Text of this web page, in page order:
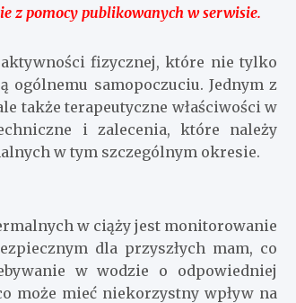
z pomocy publikowanych w serwisie.
fizycznej, które nie tylko
ogólnemu samopoczuciu. Jednym z
także terapeutyczne właściwości w
i zalecenia, które należy
w tym szczególnym okresie.
w ciąży jest monitorowanie
dla przyszłych mam, co
w wodzie o odpowiedniej
może mieć niekorzystny wpływ na